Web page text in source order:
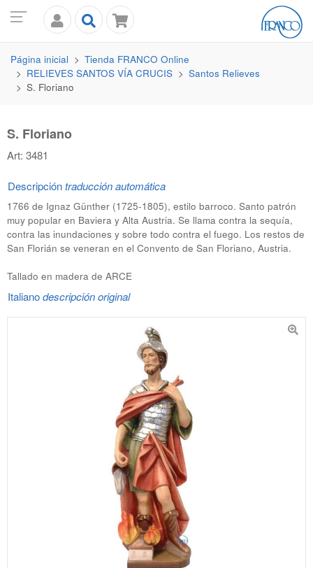
Página inicial Tienda FRANCO Online
RELIEVES SANTOS VÍA CRUCIS
Santos Relieves
S. Floriano
S. Floriano
Art: 3481
Descripcióntraducción automática
1766 de Ignaz Günther (1725-1805), estilo barroco. Santo patrón
muy popular en Baviera y Alta Austria. Se llama contra la sequía,
contra las inundaciones y sobre todo contra el fuego. Los restos de
San Florián se veneran en el Convento de San Floriano, Austria.
Tallado en madera de ARCE
Italianodescripción original